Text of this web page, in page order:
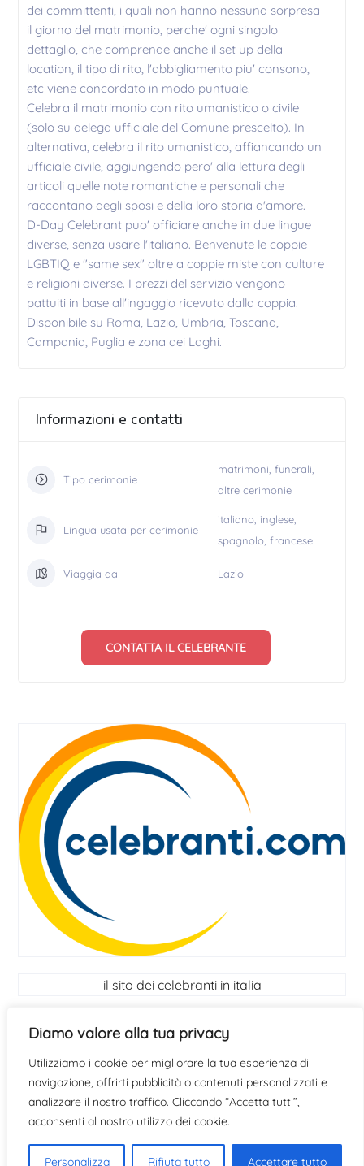
Diamo valore alla tua privacy
Utilizziamo i cookie per migliorare la tua esperienza di
navigazione, offrirti pubblicità o contenuti personalizzati e
analizzare il nostro traffico. Cliccando “Accetta tutti”,
acconsenti al nostro utilizzo dei cookie.
Personalizza Rifiuta tutto Accettare tutto
dei committenti, i quali non hanno nessuna sorpresa
il giorno del matrimonio, perche' ogni singolo
dettaglio, che comprende anche il set up della
location, il tipo di rito, l'abbigliamento piu' consono,
etc viene concordato in modo puntuale.
Celebra il matrimonio con rito umanistico o civile
(solo su delega ufficiale del Comune prescelto). In
alternativa, celebra il rito umanistico, affiancando un
ufficiale civile, aggiungendo pero' alla lettura degli
articoli quelle note romantiche e personali che
raccontano degli sposi e della loro storia d'amore.
D-Day Celebrant puo' officiare anche in due lingue
diverse, senza usare l'italiano. Benvenute le coppie
LGBTIQ e "same sex" oltre a coppie miste con culture
e religioni diverse. I prezzi del servizio vengono
pattuiti in base all'ingaggio ricevuto dalla coppia.
Disponibile su Roma, Lazio, Umbria, Toscana,
Campania, Puglia e zona dei Laghi.
Informazioni e contatti
Tipo cerimonie
matrimoni, funerali,
altre cerimonie
Lingua usata per cerimonie
italiano, inglese,
spagnolo, francese
Viaggia da Lazio
CONTATTA IL CELEBRANTE
il sito dei celebranti in italia
I Celebranti
scopri se hai le qualità per diventare celebrante
qui